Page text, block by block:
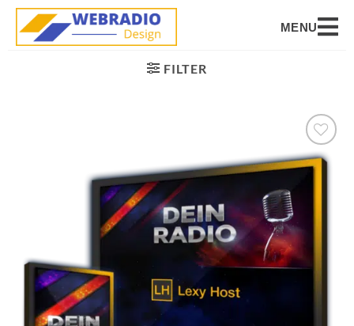
MENU
FILTER
Auf die
Wunschliste
setzen